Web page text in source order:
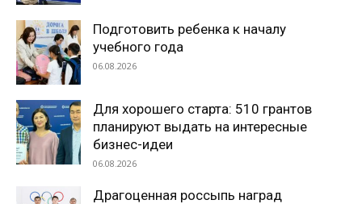
Подготовить ребенка к началу
учебного года
06.08.2026
Для хорошего старта: 510 грантов
планируют выдать на интересные
бизнес-идеи
06.08.2026
Драгоценная россыпь наград